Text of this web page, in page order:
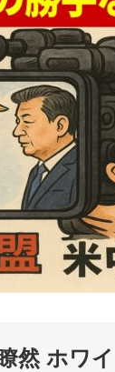
然 ホワ